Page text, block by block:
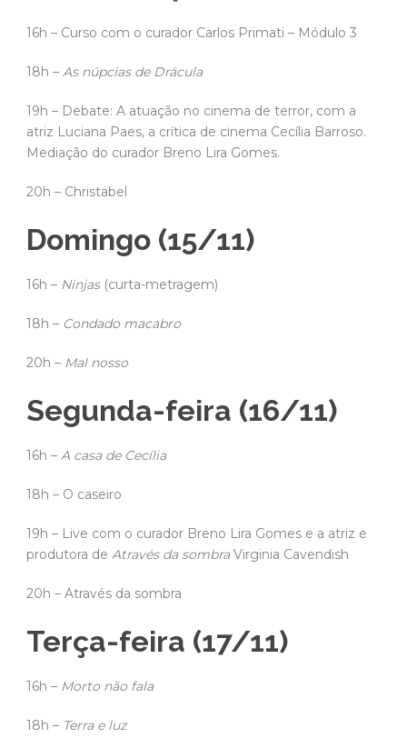
16h – Curso com o curador Carlos Primati – Módulo 3
18h – As núpcias de Drácula
19h – Debate: A atuação no cinema de terror, com a
atriz Luciana Paes, a crítica de cinema Cecília Barroso.
Mediação do curador Breno Lira Gomes.
20h – Christabel
Domingo (15/11)
16h – Ninjas(curta-metragem)
18h – Condado macabro
20h – Mal nosso
Segunda-feira (16/11)
16h – A casa de Cecília
18h – O caseiro
19h – Live com o curador Breno Lira Gomes e a atriz e
produtora de Através da sombra Virginia Cavendish
20h – Através da sombra
Terça-feira (17/11)
16h – Morto não fala
18h – Terra e luz